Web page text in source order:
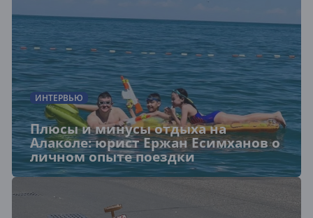
ИНТЕРВЬЮ
Плюсы и минусы отдыха на
Алаколе: юрист Ержан Есимханов о
личном опыте поездки